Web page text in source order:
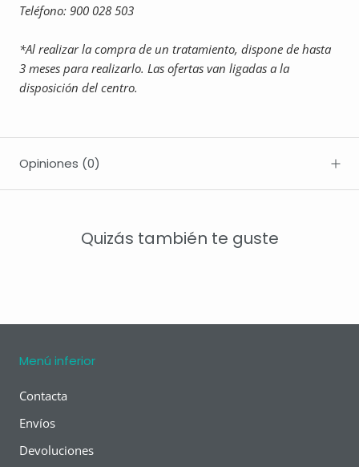
Teléfono: 900 028 503
*Al realizar la compra de un tratamiento, dispone de hasta
3 meses para realizarlo. Las ofertas van ligadas a la
disposición del centro.
Opiniones (0)
Quizás también te guste
Menú inferior
Contacta
Envíos
Devoluciones